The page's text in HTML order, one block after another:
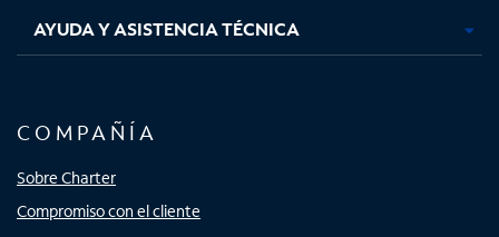
AYUDA Y ASISTENCIA TÉCNICA
COMPAÑÍA
Sobre Charter
Compromiso con el cliente